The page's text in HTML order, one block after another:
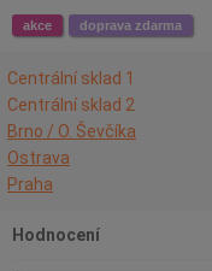
akce doprava zdarma
Centrální sklad 1
Centrální sklad 2
Brno / O. Ševčíka
Ostrava
Praha
Hodnocení